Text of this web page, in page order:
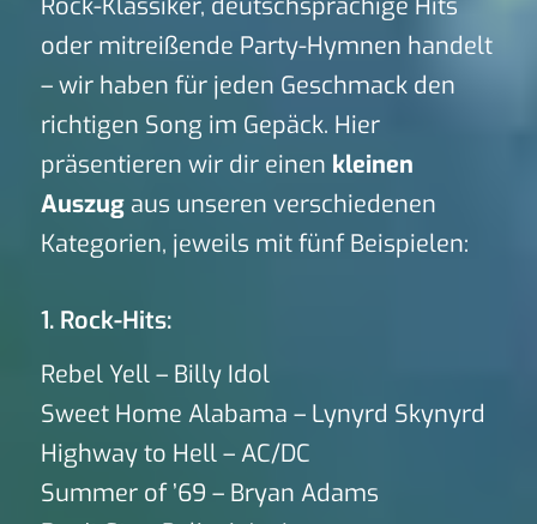
Rock-Klassiker, deutschsprachige Hits
oder mitreißende Party-Hymnen handelt
– wir haben für jeden Geschmack den
richtigen Song im Gepäck. Hier
präsentieren wir dir einen kleinen
Auszugaus unseren verschiedenen
Kategorien, jeweils mit fünf Beispielen:
1. Rock-Hits:
Rebel Yell – Billy Idol
Sweet Home Alabama – Lynyrd Skynyrd
Highway to Hell – AC/DC
Summer of ’69 – Bryan Adams